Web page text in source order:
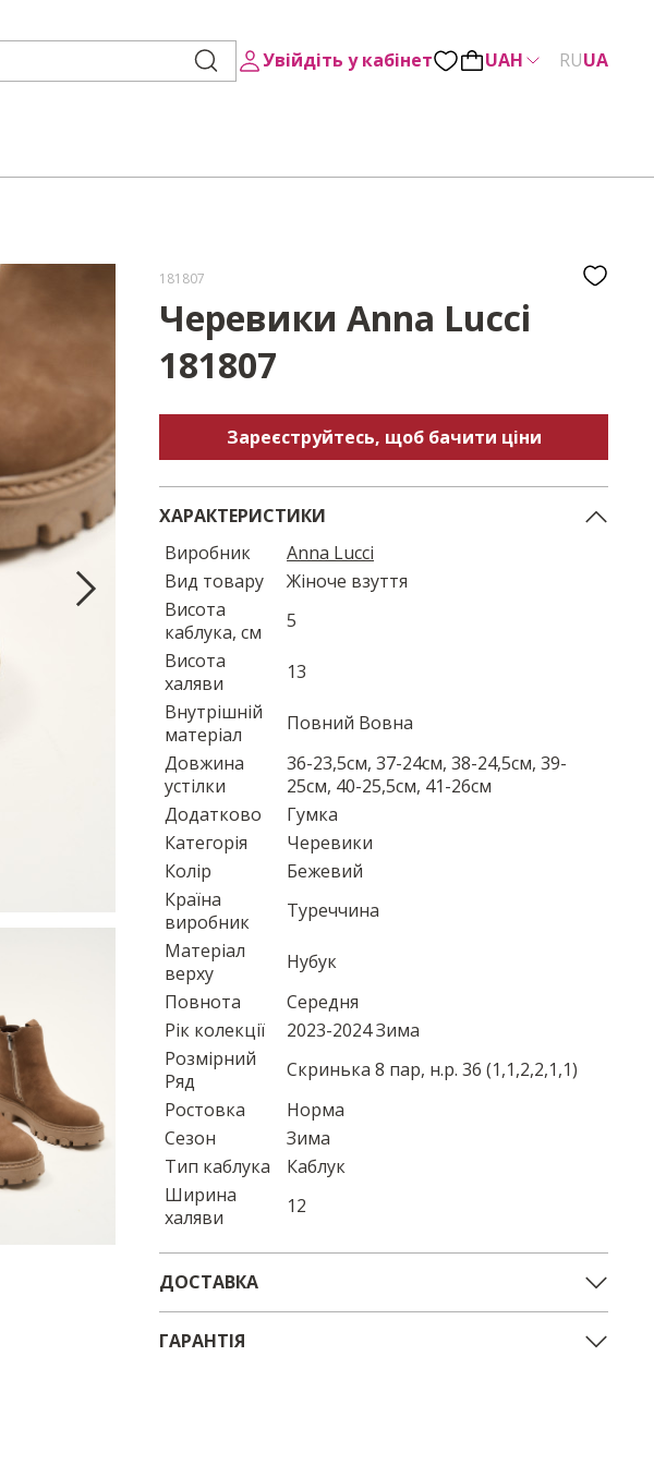
Увійдіть у кабінет UAH RUUA
181807
Черевики Anna Lucci
181807
Зареєструйтесь, щоб бачити ціни
ХАРАКТЕРИСТИКИ
Виробник
Anna Lucci
Вид товару
Жіноче взуття
Висота
каблука, см
5
Висота
халяви
13
Внутрішній
матеріал
Повний Вовна
Довжина
устілки
36-23,5см, 37-24см, 38-24,5см, 39-
25см, 40-25,5см, 41-26см
Додатково
Гумка
Категорія
Черевики
Колір
Бежевий
Країна
виробник
Туреччина
Матеріал
верху
Нубук
Повнота
Середня
Рік колекції
2023-2024 Зима
Розмірний
Ряд
Скринька 8 пар, н.р. 36 (1,1,2,2,1,1)
Ростовка
Норма
Сезон
Зима
Тип каблука
Каблук
Ширина
халяви
12
ДОСТАВКА
ГАРАНТІЯ